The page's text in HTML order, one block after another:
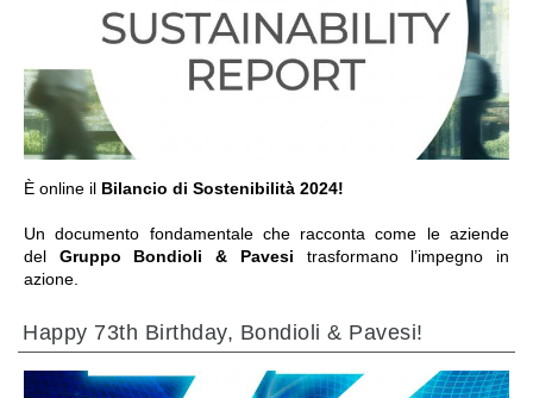
È online il Bilancio di Sostenibilità 2024!
Un documento fondamentale che racconta come le aziende
del Gruppo Bondioli & Pavesi trasformano l’impegno in
azione.
ПЕРЕЙТИ В РАЗДЕЛ
Happy 73th Birthday, Bondioli & Pavesi!